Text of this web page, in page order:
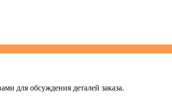
для обсуждения деталей заказа.